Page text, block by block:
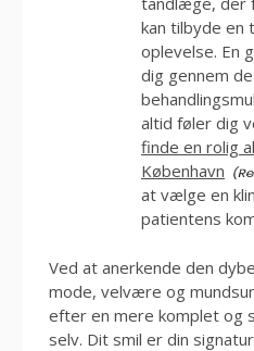
kan tilbyde en
oplevelse. En
dig gennem
altid føler dig
finde en rolig
København
at vælge en
patientens
Ved at anerkende den
mode, velvære og
efter en mere komplet og
selv. Dit smil er din